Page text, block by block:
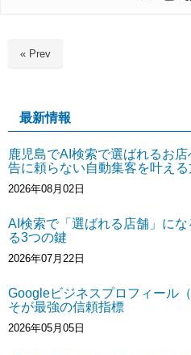
« Prev
最新情報
鹿児島でAI検索で選ばれるお
告に頼らない自動集客を叶え
2026年08月02日
AI検索で「選ばれる店舗」に
る3つの鍵
2026年07月22日
Googleビジネスプロフィール
そが最強の信頼指標
2026年05月05日